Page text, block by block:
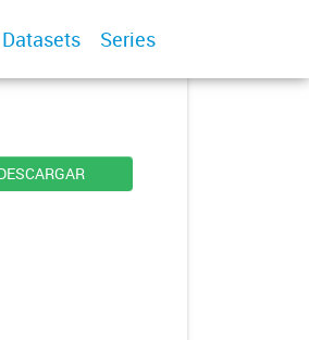
Datasets Series